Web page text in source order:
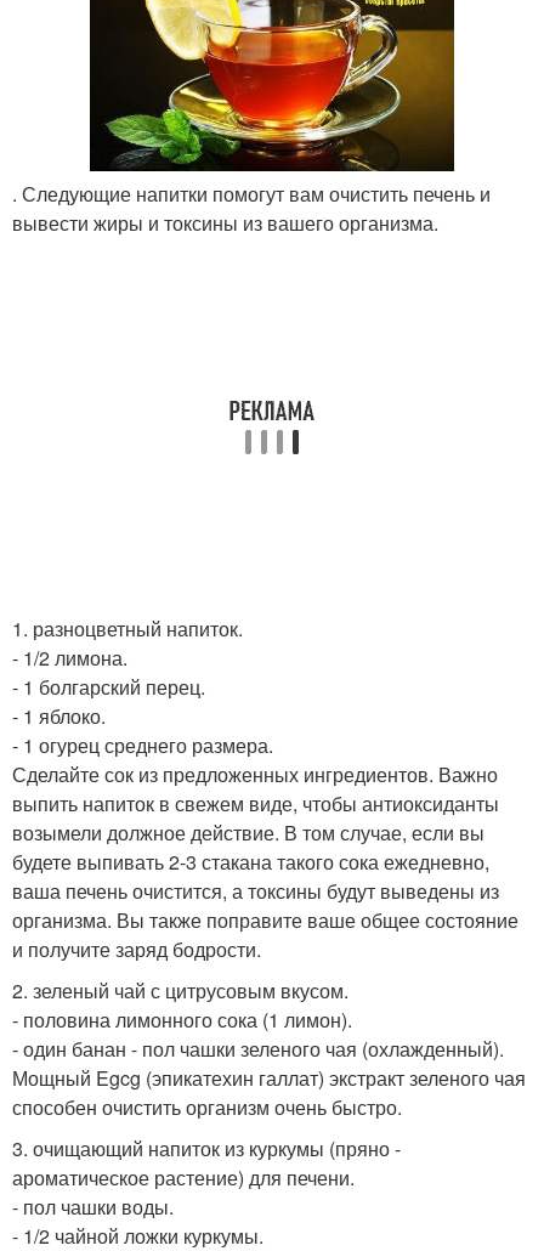
. Следующие напитки помогут вам очистить печень и
вывести жиры и токсины из вашего организма.
1. разноцветный напиток.
- 1/2 лимона.
- 1 болгарский перец.
- 1 яблоко.
- 1 огурец среднего размера.
Сделайте сок из предложенных ингредиентов. Важно
выпить напиток в свежем виде, чтобы антиоксиданты
возымели должное действие. В том случае, если вы
будете выпивать 2-3 стакана такого сока ежедневно,
ваша печень очистится, а токсины будут выведены из
организма. Вы также поправите ваше общее состояние
и получите заряд бодрости.
2. зеленый чай с цитрусовым вкусом.
- половина лимонного сока (1 лимон).
- один банан - пол чашки зеленого чая (охлажденный).
Мощный Egcg (эпикатехин галлат) экстракт зеленого чая
способен очистить организм очень быстро.
3. очищающий напиток из куркумы (пряно -
ароматическое растение) для печени.
- пол чашки воды.
- 1/2 чайной ложки куркумы.